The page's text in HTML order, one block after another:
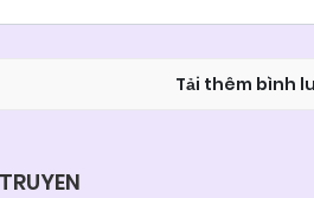
Tải thêm bình